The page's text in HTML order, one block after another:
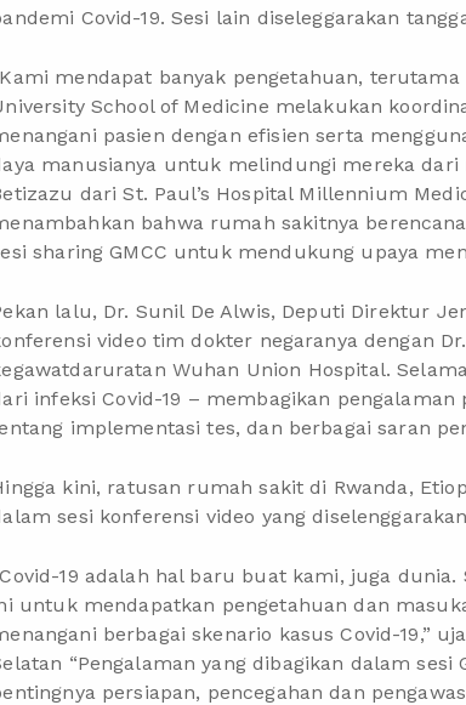
Covid-19. Sesi lain diseleggarakan
mendapat banyak pengetahuan,
School of Medicine melakukan
pasien dengan efisien serta
manusianya untuk melindungi mereka dari
dari St. Paul’s Hospital Millennium
bahwa rumah sakitnya
sharing GMCC untuk mendukung upaya
lalu, Dr. Sunil De Alwis, Deputi Direktur
video tim dokter negaranya dengan
Wuhan Union Hospital.
infeksi Covid-19 – membagikan pengalaman
implementasi tes, dan berbagai saran
kini, ratusan rumah sakit di Rwanda,
sesi konferensi video yang diselenggarakan
19 adalah hal baru buat kami, juga
untuk mendapatkan pengetahuan dan
berbagai skenario kasus Covid-19,”
“Pengalaman yang dibagikan dalam
persiapan, pencegahan dan